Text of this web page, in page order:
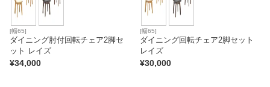
[幅65]
ダイニング肘付回転チェア2脚セ
ット レイズ
¥34,000
[幅65]
ダイニング回転チェア2脚セット
レイズ
¥30,000